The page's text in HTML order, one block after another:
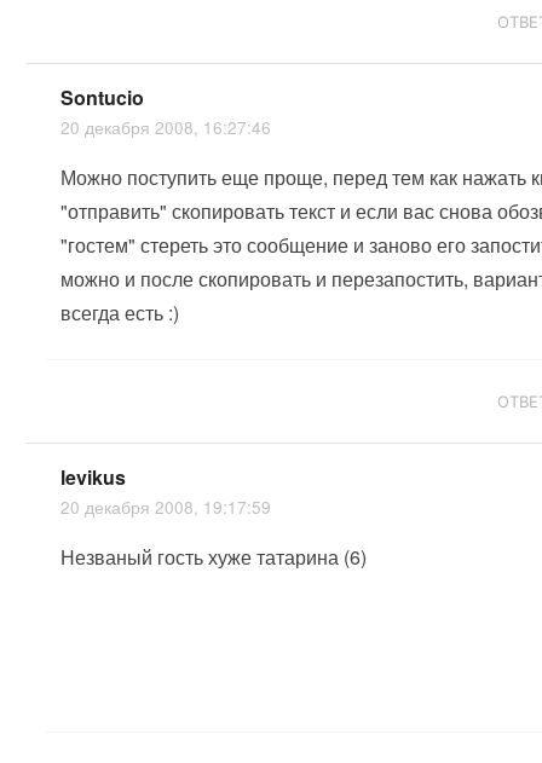
Sontucio
20 декабря 2008, 16:27:46
Можно поступить еще проще, перед тем как нажать
"отправить" скопировать текст и если вас снова
"гостем" стереть это сообщение и заново его
можно и после скопировать и перезапостить,
всегда есть :)
levikus
20 декабря 2008, 19:17:59
Незваный гость хуже татарина (6)